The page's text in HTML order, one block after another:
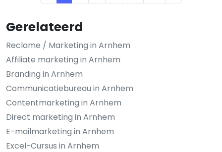
Gerelateerd
Reclame / Marketing in Arnhem
Affiliate marketing in Arnhem
Branding in Arnhem
Communicatiebureau in Arnhem
Contentmarketing in Arnhem
Direct marketing in Arnhem
E-mailmarketing in Arnhem
Excel-Cursus in Arnhem